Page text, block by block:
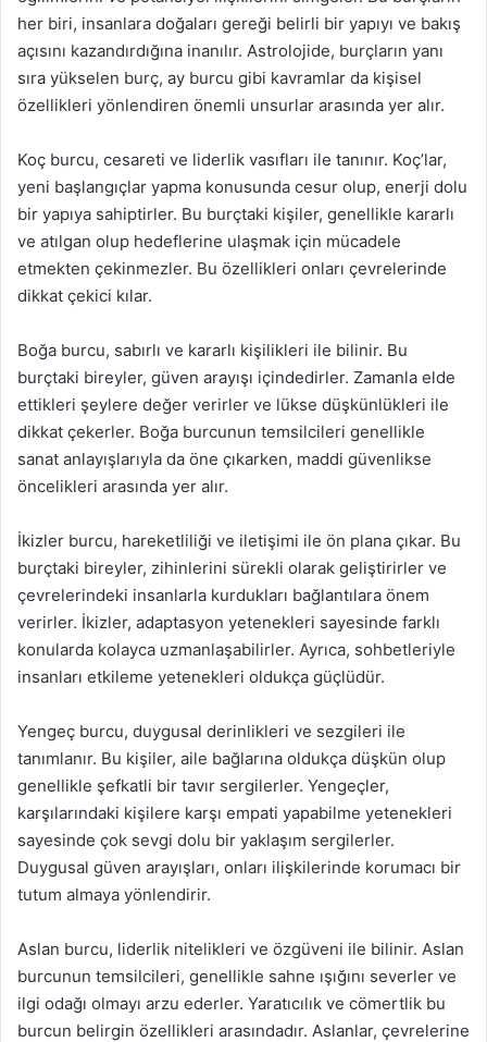
her biri, insanlara doğaları gereği belirli bir yapıyı ve bakış
açısını kazandırdığına inanılır. Astrolojide, burçların yanı
sıra yükselen burç, ay burcu gibi kavramlar da kişisel
özellikleri yönlendiren önemli unsurlar arasında yer alır.
Koç burcu, cesareti ve liderlik vasıfları ile tanınır. Koç’lar,
yeni başlangıçlar yapma konusunda cesur olup, enerji dolu
bir yapıya sahiptirler. Bu burçtaki kişiler, genellikle kararlı
ve atılgan olup hedeflerine ulaşmak için mücadele
etmekten çekinmezler. Bu özellikleri onları çevrelerinde
dikkat çekici kılar.
Boğa burcu, sabırlı ve kararlı kişilikleri ile bilinir. Bu
burçtaki bireyler, güven arayışı içindedirler. Zamanla elde
ettikleri şeylere değer verirler ve lükse düşkünlükleri ile
dikkat çekerler. Boğa burcunun temsilcileri genellikle
sanat anlayışlarıyla da öne çıkarken, maddi güvenlikse
öncelikleri arasında yer alır.
İkizler burcu, hareketliliği ve iletişimi ile ön plana çıkar. Bu
burçtaki bireyler, zihinlerini sürekli olarak geliştirirler ve
çevrelerindeki insanlarla kurdukları bağlantılara önem
verirler. İkizler, adaptasyon yetenekleri sayesinde farklı
konularda kolayca uzmanlaşabilirler. Ayrıca, sohbetleriyle
insanları etkileme yetenekleri oldukça güçlüdür.
Yengeç burcu, duygusal derinlikleri ve sezgileri ile
tanımlanır. Bu kişiler, aile bağlarına oldukça düşkün olup
genellikle şefkatli bir tavır sergilerler. Yengeçler,
karşılarındaki kişilere karşı empati yapabilme yetenekleri
sayesinde çok sevgi dolu bir yaklaşım sergilerler.
Duygusal güven arayışları, onları ilişkilerinde korumacı bir
tutum almaya yönlendirir.
Aslan burcu, liderlik nitelikleri ve özgüveni ile bilinir. Aslan
burcunun temsilcileri, genellikle sahne ışığını severler ve
ilgi odağı olmayı arzu ederler. Yaratıcılık ve cömertlik bu
burcun belirgin özellikleri arasındadır. Aslanlar, çevrelerine